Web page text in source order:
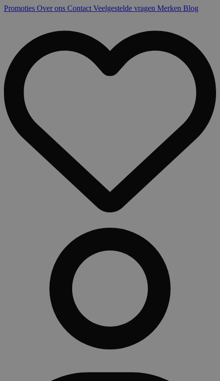
Promoties Over ons Contact Veelgestelde vragen Merken Blog